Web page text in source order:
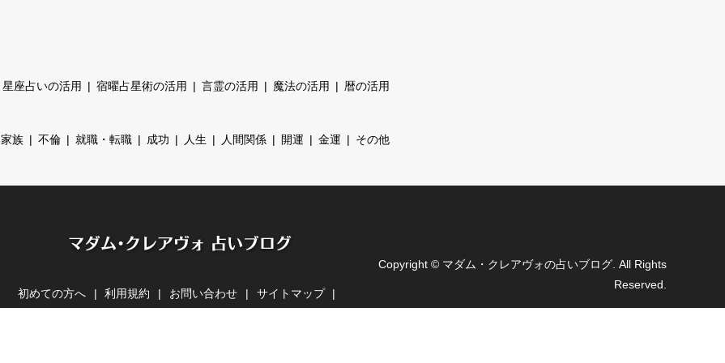
星座占いの活用 宿曜占星術の活用 言霊の活用 魔法の活用 暦の活用
家族 不倫 就職・転職 成功 人生 人間関係 開運 金運 その他
初めての方へ 利用規約 お問い合わせ
サイトマップ
Copyright © マダム・クレアヴォの占いブログ . All Rights
Reserved.